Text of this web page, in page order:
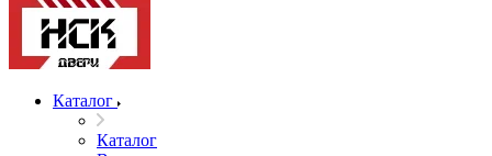
Каталог
Каталог